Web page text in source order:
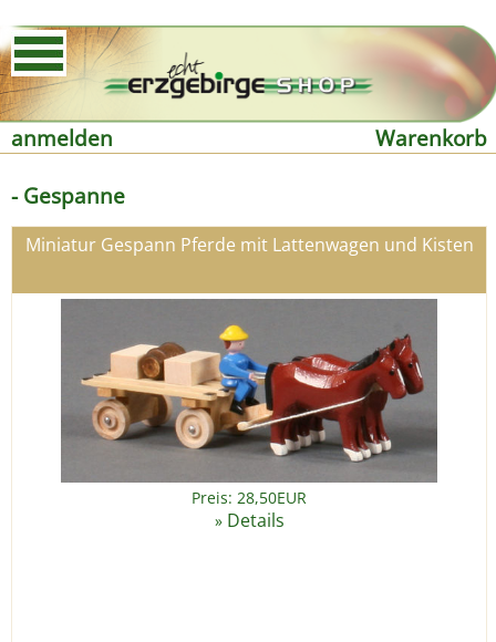
anmelden
Warenkorb
- Gespanne
Miniatur Gespann Pferde mit Lattenwagen und Kisten
Preis: 28,50EUR
» Details